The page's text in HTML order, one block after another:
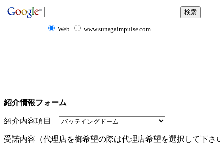
Web www.sunagaimpulse.com
紹介情報フォーム
紹介内容項目
受諾内容（代理店を御希望の際は代理店希望を選択して下